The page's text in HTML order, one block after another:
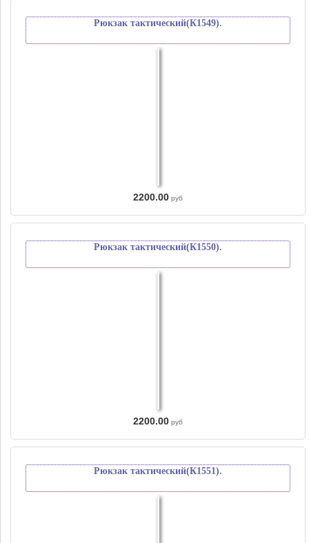
Рюкзак тактический(К1549).
2200.00 руб
Рюкзак тактический(К1550).
2200.00 руб
Рюкзак тактический(К1551).